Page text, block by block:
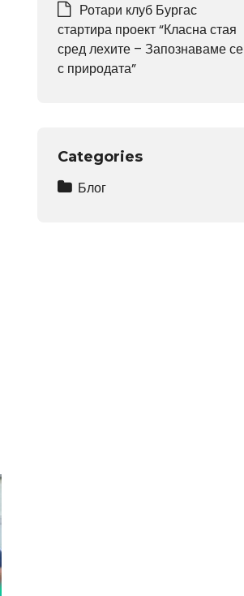
Ротари клуб Бургас
стартира проект “Класна стая
сред лехите – Запознаваме се
с природата”
Categories
Блог